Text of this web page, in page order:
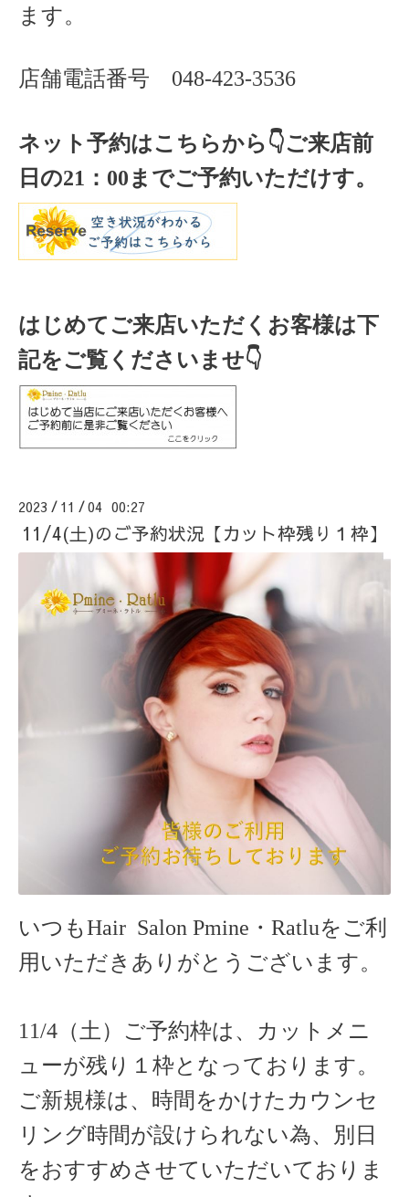
ます。
店舗電話番号 048-423-3536
ネット予約はこちらから👇ご来店前
日の21 ： 00までご予約いただけす。
はじめてご来店いただくお客様は下
記をご覧くださいませ👇
2023 / 11 /04 00:27
11/4(土)のご予約状況【カット枠残り１枠】
いつもHair Salon Pmine・Ratluをご利
用いただきありがとうございます。
11/4（土）ご予約枠は、カットメニ
ューが残り１枠となっております。
ご新規様は、時間をかけたカウンセ
リング時間が設けられない為、別日
をおすすめさせていただいておりま